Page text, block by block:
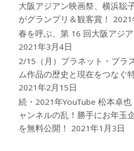
大阪アジアン映画祭、横浜聡
がグランプリ＆観客賞！
春を呼ぶ、第 16 回大阪アジア
2021年3月4日
2/15（月）プラネット・プラ
ム作品の歴史と現在をつなぐ
2021年2月15日
続・2021年YouTube 松本卓
ャンネルの乱！勝手にお年玉
を無料公開！
2021年1月3日